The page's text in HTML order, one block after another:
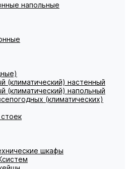
напольные
(климатический) настенный
(климатический) напольный
(климатических)
шкафы